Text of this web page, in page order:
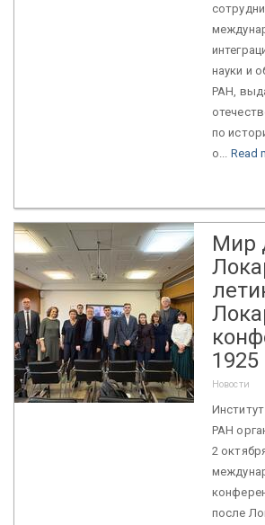
науки и
РАН,
по
о... Read
Мир
1925
Новости
РАН
2
после